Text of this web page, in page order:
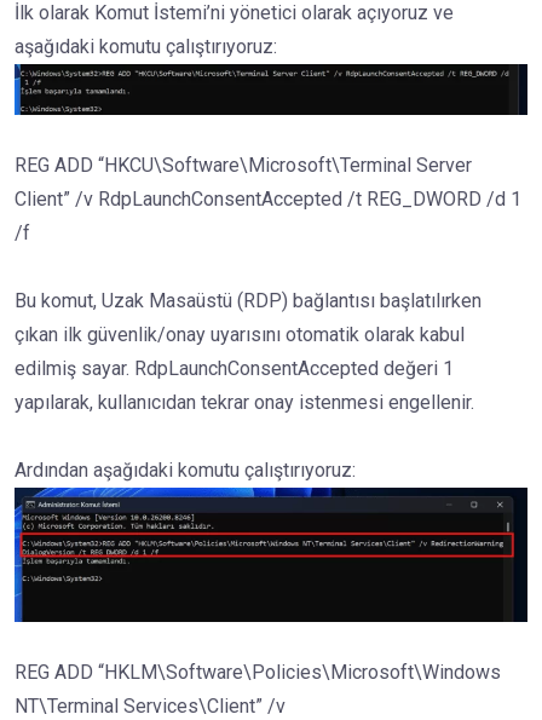
İlk olarak Komut İstemi’ni yönetici olarak açıyoruz ve
aşağıdaki komutu çalıştırıyoruz:
REG ADD “HKCU\Software\Microsoft\Terminal Server
Client” /v RdpLaunchConsentAccepted /t REG_DWORD /d 1
/f
Bu komut, Uzak Masaüstü (RDP) bağlantısı başlatılırken
çıkan ilk güvenlik/onay uyarısını otomatik olarak kabul
edilmiş sayar. RdpLaunchConsentAccepted değeri 1
yapılarak, kullanıcıdan tekrar onay istenmesi engellenir.
Ardından aşağıdaki komutu çalıştırıyoruz:
REG ADD “HKLM\Software\Policies\Microsoft\Windows
NT\Terminal Services\Client” /v